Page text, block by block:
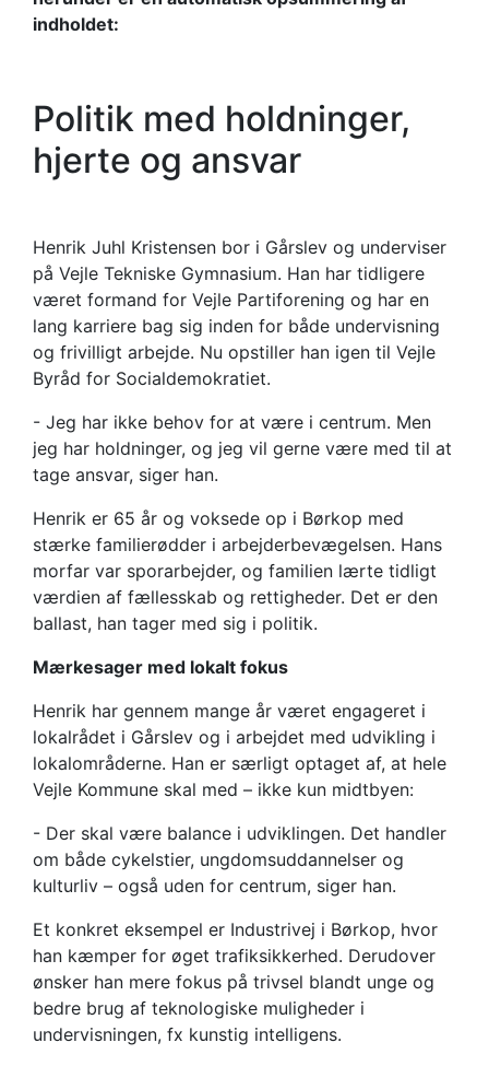
indholdet:
Politik med holdninger,
hjerte og ansvar
Henrik Juhl Kristensen bor i Gårslev og underviser
på Vejle Tekniske Gymnasium. Han har tidligere
været formand for Vejle Partiforening og har en
lang karriere bag sig inden for både undervisning
og frivilligt arbejde. Nu opstiller han igen til Vejle
Byråd for Socialdemokratiet.
- Jeg har ikke behov for at være i centrum. Men
jeg har holdninger, og jeg vil gerne være med til at
tage ansvar, siger han.
Henrik er 65 år og voksede op i Børkop med
stærke familierødder i arbejderbevægelsen. Hans
morfar var sporarbejder, og familien lærte tidligt
værdien af fællesskab og rettigheder. Det er den
ballast, han tager med sig i politik.
Mærkesager med lokalt fokus
Henrik har gennem mange år været engageret i
lokalrådet i Gårslev og i arbejdet med udvikling i
lokalområderne. Han er særligt optaget af, at hele
Vejle Kommune skal med – ikke kun midtbyen:
- Der skal være balance i udviklingen. Det handler
om både cykelstier, ungdomsuddannelser og
kulturliv – også uden for centrum, siger han.
Et konkret eksempel er Industrivej i Børkop, hvor
han kæmper for øget trafiksikkerhed. Derudover
ønsker han mere fokus på trivsel blandt unge og
bedre brug af teknologiske muligheder i
undervisningen, fx kunstig intelligens.